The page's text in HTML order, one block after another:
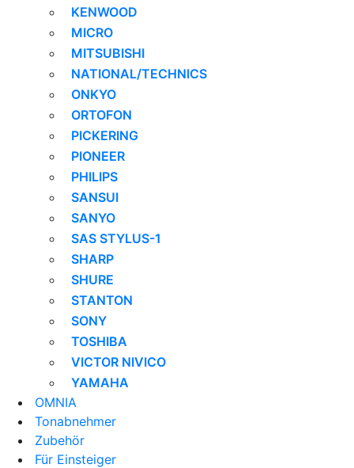
KENWOOD
MICRO
MITSUBISHI
NATIONAL/TECHNICS
ONKYO
ORTOFON
PICKERING
PIONEER
PHILIPS
SANSUI
SANYO
SAS STYLUS-1
SHARP
SHURE
STANTON
SONY
TOSHIBA
VICTOR NIVICO
YAMAHA
OMNIA
Tonabnehmer
Zubehör
Für Einsteiger